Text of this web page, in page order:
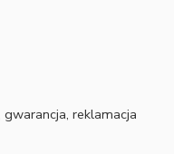
reklamacja